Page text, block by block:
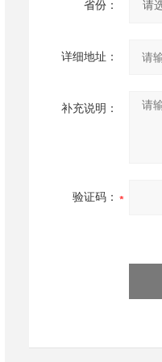
省份：
详细地址：
补充说明：
验证码：